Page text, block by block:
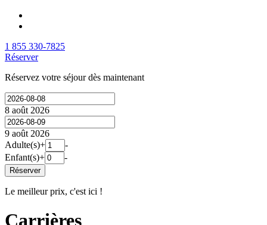
1 855 330-7825
Réserver
Réservez votre séjour dès maintenant
8 août 2026
9 août 2026
Adulte(s)+
-
Enfant(s)+ -
Réserver
Le meilleur prix, c'est ici !
Carrières